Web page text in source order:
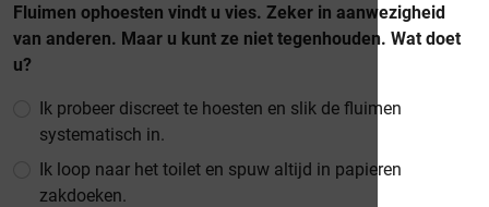
Fluimen ophoesten vindt u vies. Zeker in aanwezigheid
van anderen. Maar u kunt ze niet tegenhouden. Wat doet
u?
Ik probeer discreet te hoesten en slik de fluimen
systematisch in.
Ik loop naar het toilet en spuw altijd in papieren
zakdoeken.